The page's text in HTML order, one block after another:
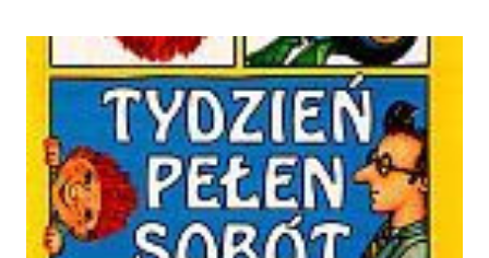
poczujecie niedosyt, to na kolejną część trzeba będzie
poczekać. "Czerwień Rubinu" jest historią z tajemnicą, z
dreszczykiem niepewności. Gwen ma oddaną, rozsądną
przyjaciółkę, kochającą, acz zapracowaną matkę, młodsze
rodzeństwo i tylko to odróżnia ją od rówieśników, że
widuje duchy, że może z nimi rozmawiać. Nie mogę pozbyć
się wrażenia, że pierwszy tom jest podprowadzeniem do